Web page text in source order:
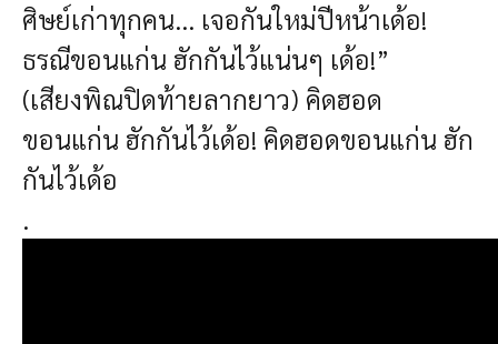
ศิษย์เก่าทุกคน... เจอกันใหม่ปีหน้าเด้อ!
ธรณีขอนแก่น ฮักกันไว้แน่นๆ เด้อ!”
(เสียงพิณปิดท้ายลากยาว) คิดฮอด
ขอนแก่น ฮักกันไว้เด้อ! คิดฮอดขอนแก่น ฮัก
กันไว้เด้อ
.